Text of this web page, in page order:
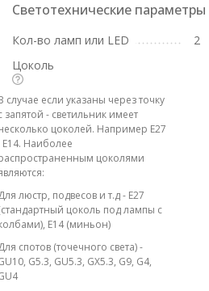
Светотехнические параметры
Кол-во ламп или LED
2
Цоколь
случае если указаны через точку
запятой - светильник имеет
цоколей. Например E27
E14. Наиболее
цоколями
люстр, подвесов и т.д - E27
цоколь под лампы с
E14 (миньон)
спотов (точечного света) -
G5.3, GU5.3, GX5.3, G9, G4,